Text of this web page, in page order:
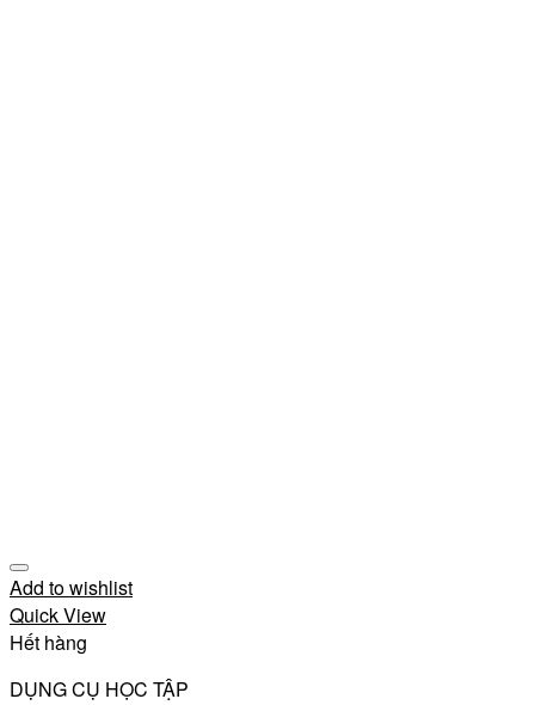
Add to wishlist
Quick View
Hết hàng
DỤNG CỤ HỌC TẬP